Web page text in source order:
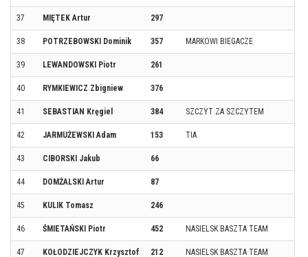
37 MIĘTEK Artur 297
38 POTRZEBOWSKI Dominik 357 MARKOWI BIEGACZE
39 LEWANDOWSKI Piotr 261
40 RYMKIEWICZ Zbigniew 376
41 SEBASTIAN Kręgiel 384 SZCZYT ZA SZCZYTEM
42 JARMUŻEWSKI Adam 153 TIA
43 CIBORSKI Jakub 66
44 DOMŻALSKI Artur 87
45 KULIK Tomasz 246
46 ŚMIETAŃSKI Piotr 452 NASIELSK BASZTA TEAM
47 KOŁODZIEJCZYK Krzysztof 212 NASIELSK BASZTA TEAM